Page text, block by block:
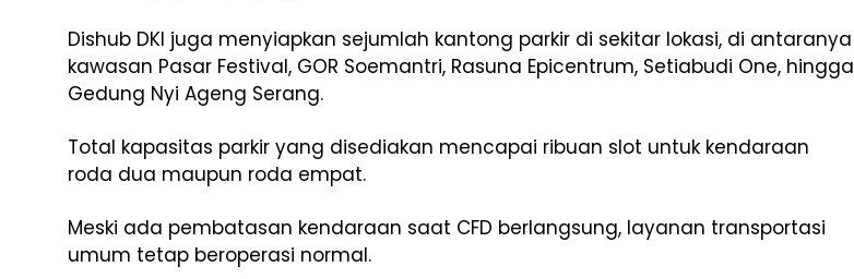
Dishub DKI juga menyiapkan sejumlah kantong parkir di sekitar lokasi, di antaranya
kawasan Pasar Festival, GOR Soemantri, Rasuna Epicentrum, Setiabudi One, hingga
Gedung Nyi Ageng Serang.
Total kapasitas parkir yang disediakan mencapai ribuan slot untuk kendaraan
roda dua maupun roda empat.
Meski ada pembatasan kendaraan saat CFD berlangsung, layanan transportasi
umum tetap beroperasi normal.